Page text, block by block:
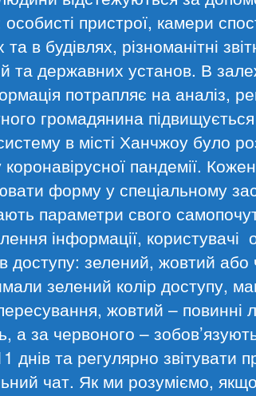
пристрої, камери
в будівлях, різноманітні
та державних установ. В
потрапляє на аналіз,
громадянина
в місті Ханчжоу було
коронавірусної пандемії.
форму у спеціальному
параметри свого
інформації,
доступу: зелений, жовтий
зелений колір доступу,
жовтий – повинні
а за червоного –
днів та регулярно звітувати
чат. Як ми розуміємо,